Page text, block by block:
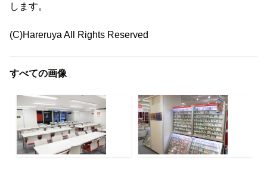
します。
(C)Hareruya All Rights Reserved
すべての画像